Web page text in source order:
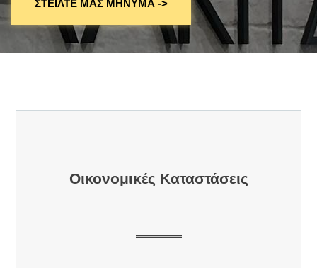
ΣΤΕΙΛΤΕ ΜΑΣ ΜΗΝΥΜΑ ->
Οικονομικές Καταστάσεις